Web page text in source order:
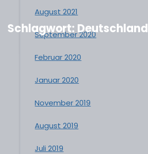
Schlagwort: Deutschland
August 2021
September 2020
Februar 2020
Januar 2020
November 2019
August 2019
Juli 2019